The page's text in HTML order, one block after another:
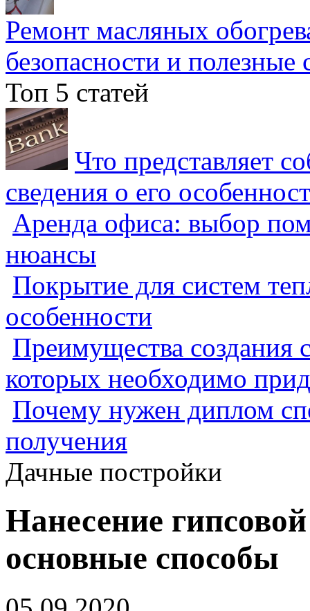
Ремонт масляных
безопасности и полезные
Топ 5 статей
Что представляет
сведения о его
Аренда офиса: выбор
нюансы
Покрытие для систем
особенности
Преимущества создания
которых необходимо
Почему нужен диплом
получения
Дачные постройки
Нанесение
основные способы